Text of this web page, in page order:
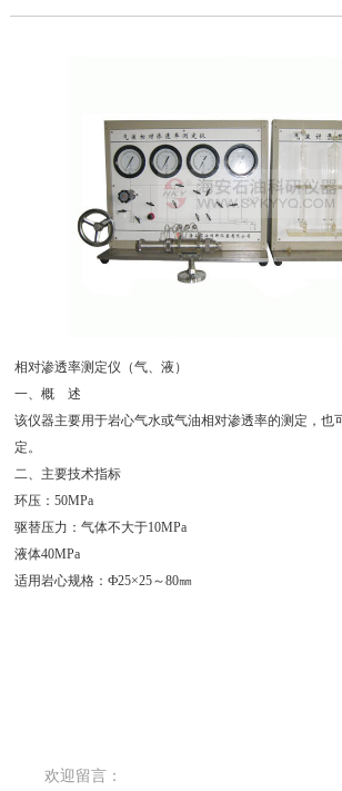
相对渗透率测定仪（气、液）
一、概 述
该仪器主要用于岩心气水或气油相对渗透率的测定，也
定。
二、主要技术指标
环压：50MPa
驱替压力：气体不大于10MPa
液体40MPa
适用岩心规格：Ф25×25～80㎜
欢迎留言：